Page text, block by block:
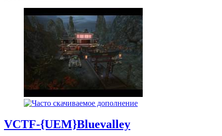
VCTF-{UEM}Bluevalley